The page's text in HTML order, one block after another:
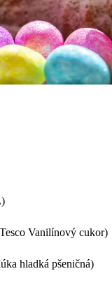
Vanilínový cukor)
hladká pšeničná)